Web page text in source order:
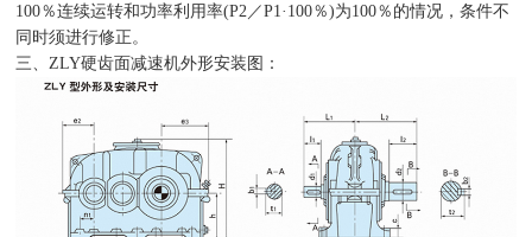
100％连续运转和功率利用率(P2／P1·100％)为100％的情况，条件不
同时须进行修正。
三、ZLY硬齿面减速机外形安装图：